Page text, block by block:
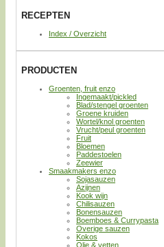
RECEPTEN
Index / Overzicht
PRODUCTEN
Groenten, fruit enzo
Ingemaakt/pickled
Blad/stengel groenten
Groene kruiden
Wortel/knol groenten
Vrucht/peul groenten
Fruit
Bloemen
Paddestoelen
Zeewier
Smaakmakers enzo
Sojasauzen
Azijnen
Kook wijn
Chilisauzen
Bonensauzen
Boemboes & Currypasta
Overige sauzen
Kokos
Olie & vetten